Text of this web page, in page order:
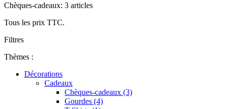
Chèques-cadeaux: 3 articles
Tous les prix TTC.
Filtres
Thèmes :
Décorations
Cadeaux
Chèques-cadeaux (3)
Gourdes (4)